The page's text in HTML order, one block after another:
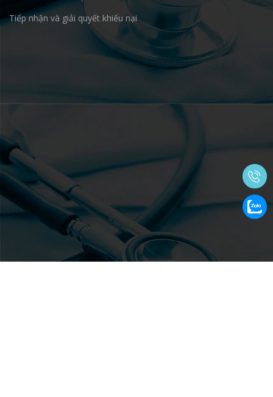
Tiếp nhận và giải quyết khiếu nại